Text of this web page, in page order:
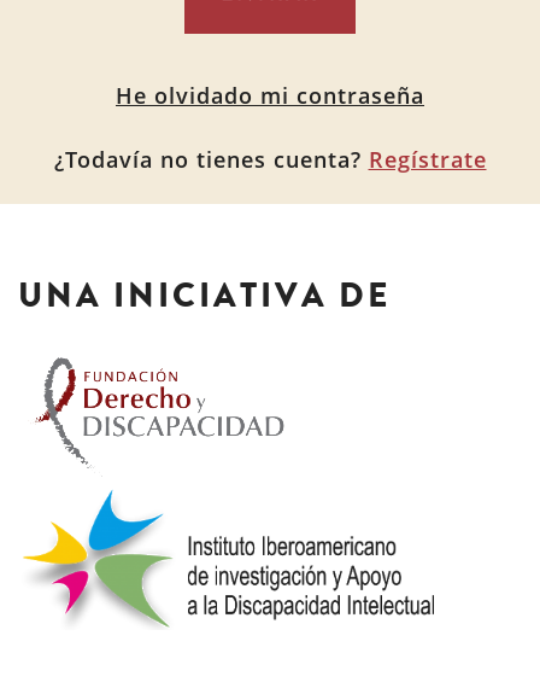
Alternative:He olvidado mi contraseña
¿Todavía no tienes cuenta? Regístrate
UNA INICIATIVA DE